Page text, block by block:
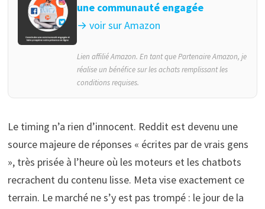
une communauté engagée
→ voir sur Amazon
Lien affilié Amazon. En tant que Partenaire Amazon, je
réalise un bénéfice sur les achats remplissant les
conditions requises.
Le timing n’a rien d’innocent. Reddit est devenu une
source majeure de réponses « écrites par de vrais gens
», très prisée à l’heure où les moteurs et les chatbots
recrachent du contenu lisse. Meta vise exactement ce
terrain. Le marché ne s’y est pas trompé : le jour de la